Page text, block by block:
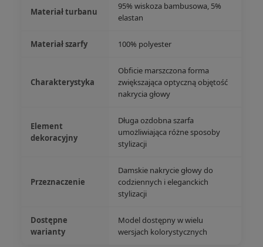
Materiał turbanu
95% wiskoza bambusowa, 5%
elastan
Materiał szarfy 100% polyester
Charakterystyka
Obficie marszczona forma
zwiększająca optyczną objętość
nakrycia głowy
Element
dekoracyjny
Długa ozdobna szarfa
umożliwiająca różne sposoby
stylizacji
Przeznaczenie
Damskie nakrycie głowy do
codziennych i eleganckich
stylizacji
Dostępne
warianty
Model dostępny w wielu
wersjach kolorystycznych